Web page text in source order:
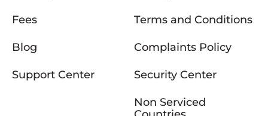
Fees
Blog
Support Center
Terms and Conditions
Complaints Policy
Security Center
Non Serviced